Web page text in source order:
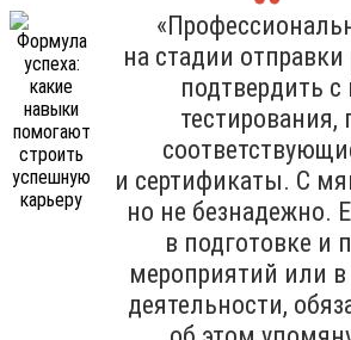
на стадии
подтвердить
и сертификаты. С
но не безнадежно.
в подготовке и
мероприятий или в
деятельности,